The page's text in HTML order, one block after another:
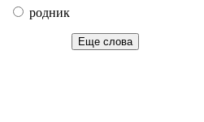
родник
Еще слова